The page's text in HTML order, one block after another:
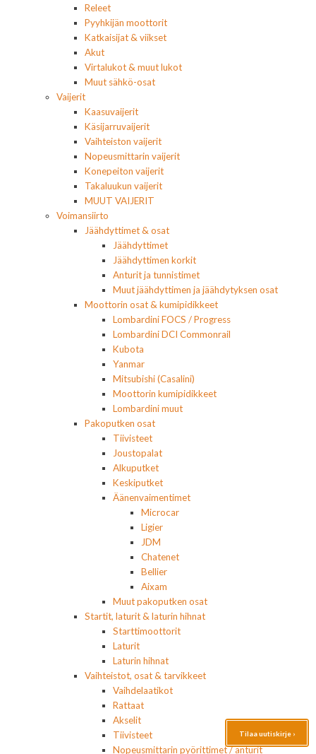
Releet
Pyyhkijän moottorit
Katkaisijat & viikset
Akut
Virtalukot & muut lukot
Muut sähkö-osat
Vaijerit
Kaasuvaijerit
Käsijarruvaijerit
Vaihteiston vaijerit
Nopeusmittarin vaijerit
Konepeiton vaijerit
Takaluukun vaijerit
MUUT VAIJERIT
Voimansiirto
Jäähdyttimet & osat
Jäähdyttimet
Jäähdyttimen korkit
Anturit ja tunnistimet
Muut jäähdyttimen ja jäähdytyksen osat
Moottorin osat & kumipidikkeet
Lombardini FOCS / Progress
Lombardini DCI Commonrail
Kubota
Yanmar
Mitsubishi (Casalini)
Moottorin kumipidikkeet
Lombardini muut
Pakoputken osat
Tiivisteet
Joustopalat
Alkuputket
Keskiputket
Äänenvaimentimet
Microcar
Ligier
JDM
Chatenet
Bellier
Aixam
Muut pakoputken osat
Startit, laturit & laturin hihnat
Starttimoottorit
Laturit
Laturin hihnat
Vaihteistot, osat & tarvikkeet
Vaihdelaatikot
Rattaat
Akselit
Tiivisteet
Nopeusmittarin pyörittimet / anturit
Tilaa uutiskirje ›